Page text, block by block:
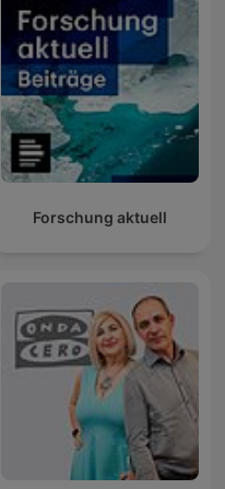
Forschung aktuell